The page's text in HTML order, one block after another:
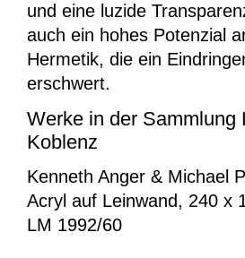
und eine luzide
auch ein hohes Potenzial
Hermetik, die ein
erschwert.
Werke in der Sammlung
Koblenz
Kenneth Anger & Michael
Acryl auf Leinwand, 240 x
LM 1992/60